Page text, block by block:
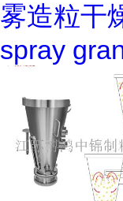
雾造粒干
spray